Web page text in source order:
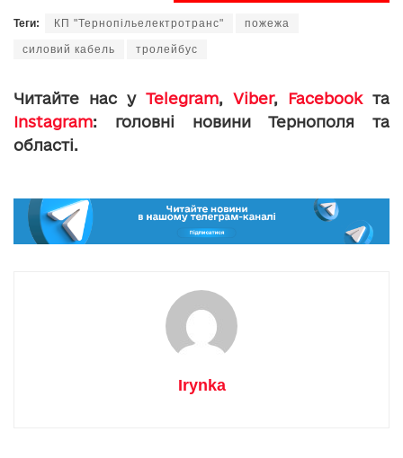
Теги: КП "Тернопільелектротранс" пожежа
силовий кабель тролейбус
Читайте нас у Telegram, Viber, Facebookта
Instagram: головні новини Тернополя та
області.
Irynka